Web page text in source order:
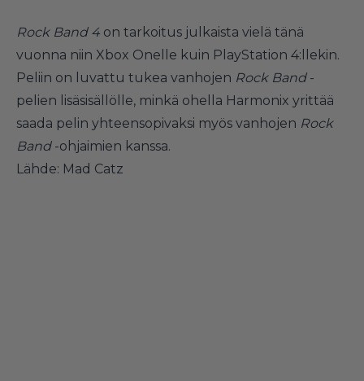
Rock Band 4 on tarkoitus julkaista vielä tänä
vuonna niin Xbox Onelle kuin PlayStation 4:llekin.
Peliin on luvattu tukea vanhojen Rock Band-
pelien lisäsisällölle, minkä ohella Harmonix yrittää
saada pelin yhteensopivaksi myös vanhojen Rock
Band-ohjaimien kanssa.
Lähde: Mad Catz